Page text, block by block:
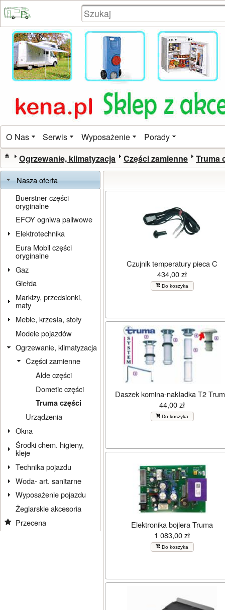
O Nas Serwis Wyposażenie Porady
Ogrzewanie, klimatyzacja Części zamienne Truma
Nasza oferta
Buerstner części
oryginalne
EFOY ogniwa paliwowe
Elektrotechnika
Eura Mobil części
oryginalne
Gaz
Giełda
Markizy, przedsionki,
maty
Meble, krzesła, stoły
Modele pojazdów
Ogrzewanie, klimatyzacja
Części zamienne
Alde części
Dometic części
Truma części
Urządzenia
Okna
Środki chem. higieny,
kleje
Technika pojazdu
Woda- art. sanitarne
Wyposażenie pojazdu
Żeglarskie akcesoria
Przecena
Czujnik temperatury pieca C
434,00 zł
Do koszyka
Daszek komina-nakładka T2
44,00 zł
Do koszyka
Elektronika bojlera Truma
1 083,00 zł
Do koszyka